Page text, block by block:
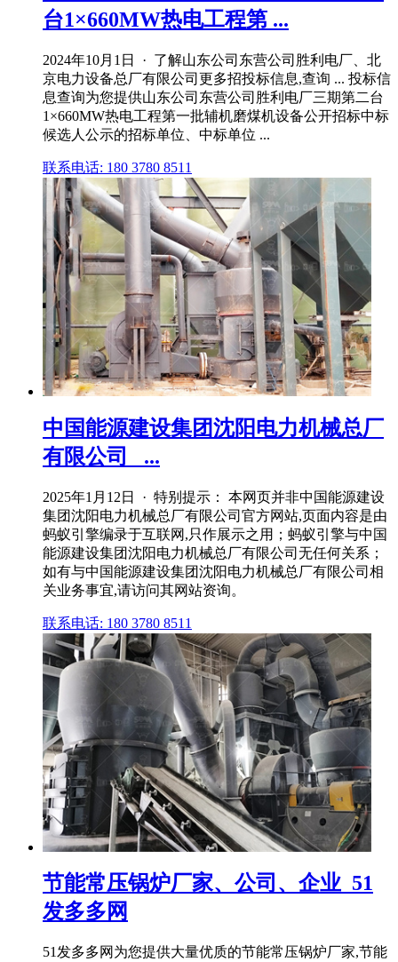
台1×660MW热电工程第 ...
2024年10月1日 · 了解山东公司东营公司胜利电厂、北
京电力设备总厂有限公司更多招投标信息,查询 ... 投标信
息查询为您提供山东公司东营公司胜利电厂三期第二台
1×660MW热电工程第一批辅机磨煤机设备公开招标中标
候选人公示的招标单位、中标单位 ...
联系电话: 180 3780 8511
中国能源建设集团沈阳电力机械总厂
有限公司_ ...
2025年1月12日 · 特别提示： 本网页并非中国能源建设
集团沈阳电力机械总厂有限公司官方网站,页面内容是由
蚂蚁引擎编录于互联网,只作展示之用；蚂蚁引擎与中国
能源建设集团沈阳电力机械总厂有限公司无任何关系；
如有与中国能源建设集团沈阳电力机械总厂有限公司相
关业务事宜,请访问其网站资询。
联系电话: 180 3780 8511
节能常压锅炉厂家、公司、企业_51
发多多网
51发多多网为您提供大量优质的节能常压锅炉厂家,节能